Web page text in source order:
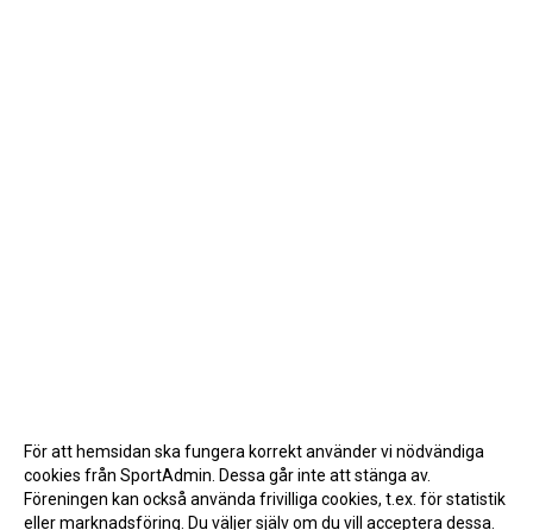
För att hemsidan ska fungera korrekt använder vi nödvändiga
cookies från SportAdmin. Dessa går inte att stänga av.
Föreningen kan också använda frivilliga cookies, t.ex. för statistik
eller marknadsföring. Du väljer själv om du vill acceptera dessa.